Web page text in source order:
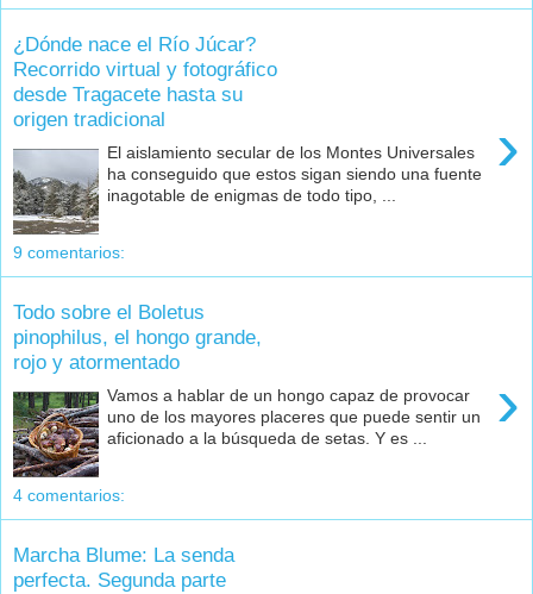
¿Dónde nace el Río Júcar?
Recorrido virtual y fotográfico
desde Tragacete hasta su
origen tradicional
›
El aislamiento secular de los Montes Universales
ha conseguido que estos sigan siendo una fuente
inagotable de enigmas de todo tipo, ...
9 comentarios:
Todo sobre el Boletus
pinophilus, el hongo grande,
rojo y atormentado
›
Vamos a hablar de un hongo capaz de provocar
uno de los mayores placeres que puede sentir un
aficionado a la búsqueda de setas. Y es ...
4 comentarios:
Marcha Blume: La senda
perfecta. Segunda parte